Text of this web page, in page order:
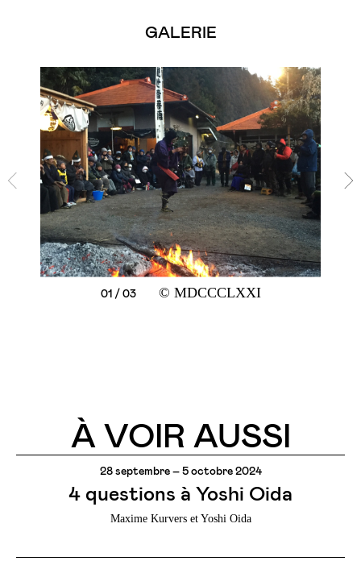
GALERIE
01 / 03 © MDCCCLXXI
02 / 03
03 / 03
À VOIR AUSSI
28 septembre – 5 octobre 2024
4 questions à Yoshi Oida
Maxime Kurvers et Yoshi Oida